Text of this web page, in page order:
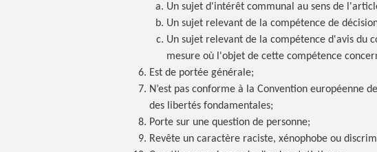
Un sujet d'intérêt communal au sens de
Un sujet relevant de la compétence de
Un sujet relevant de la compétence d'avis du
mesure où l'objet de cette compétence
Est de portée générale;
N’est pas conforme à la Convention européenne
des libertés fondamentales;
Porte sur une question de personne;
Revête un caractère raciste, xénophobe ou